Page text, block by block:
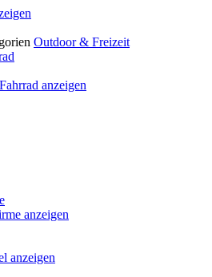
Outdoor & Freizeit
anzeigen
anzeigen
anzeigen